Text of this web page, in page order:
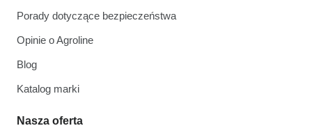
Porady dotyczące bezpieczeństwa
Opinie o Agroline
Blog
Katalog marki
Nasza oferta